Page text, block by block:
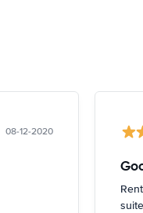
08-12-2020